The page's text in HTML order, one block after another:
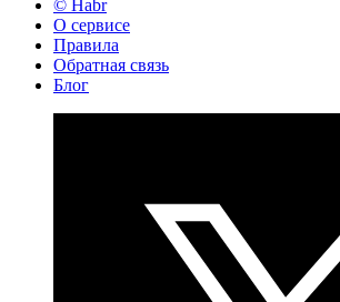
© Habr
О сервисе
Правила
Обратная связь
Блог